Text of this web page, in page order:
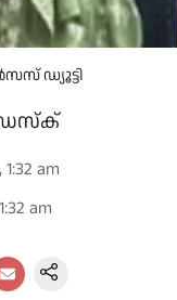
ഡ്യൂട്ടി
am
am